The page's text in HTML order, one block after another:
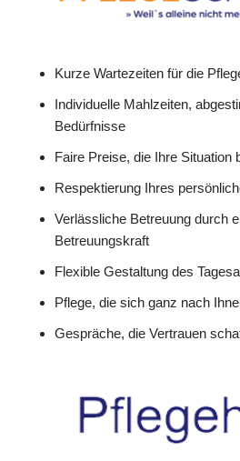
Kurze Wartezeiten für die
Individuelle Mahlzeiten,
Bedürfnisse
Faire Preise, die Ihre Situation
Respektierung Ihres
Verlässliche Betreuung durch
Betreuungskraft
Flexible Gestaltung des
Pflege, die sich ganz nach
Gespräche, die Vertrauen